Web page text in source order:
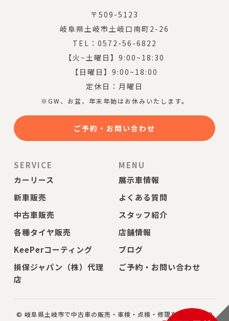
〒509-5123
岐阜県土岐市土岐口南町2-26
TEL：0572-56-6822
【火~土曜日】9:00~18:30
【日曜日】9:00~18:00
定休日：月曜日
※GW、お盆、年末年始はお休みいたします。
ご予約・お問い合わせ
SERVICE
カーリース
新車販売
中古車販売
各種タイヤ販売
KeePerコーティング
損保ジャパン（株）代理
店
MENU
展示車情報
よくある質問
スタッフ紹介
店舗情報
ブログ
ご予約・お問い合わせ
© 岐阜県土岐市で中古車の販売・車検・点検・修理ならBAMBOO